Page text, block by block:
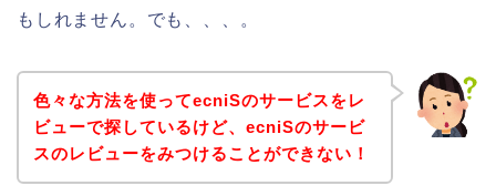
もしれません。でも、、、。
色々な方法を使ってecniSのサービスをレ
ビューで探しているけど、ecniSのサービ
スのレビューをみつけることができない！